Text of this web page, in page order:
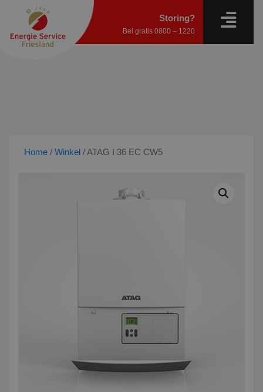
Storing?
Bel gratis 0800 – 1220
Home / Winkel /ATAG I 36 EC CW5